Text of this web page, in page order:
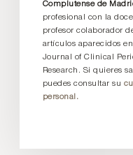
Complutense de
profesional con la
profesor colaborador
artículos aparecidos
Journal of Clinical
Research. Si quieres
puedes consultar su
personal.